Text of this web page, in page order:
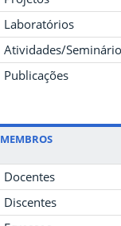
Laboratórios
Atividades/
Publicações
MEMBROS
Docentes
Discentes